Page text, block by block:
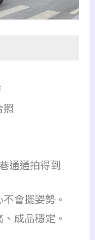
照
通通拍得到
會擺姿勢。
成品穩定。